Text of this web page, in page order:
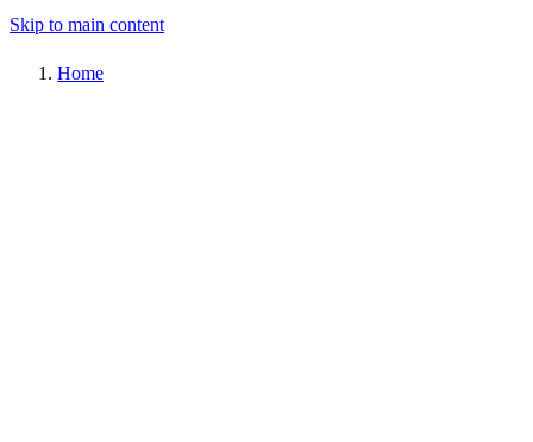
Skip to main content
Home